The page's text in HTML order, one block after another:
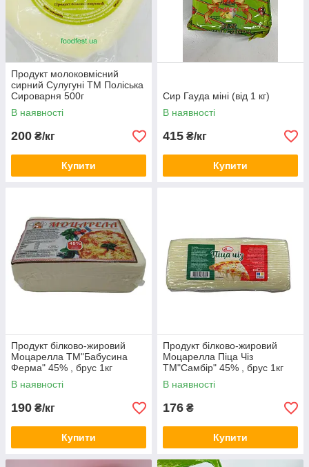
Продукт молоковмісний
сирний Сулугуні ТМ Поліська
Сироварня 500г
В наявності
200 ₴/кг
Купити
Сир Гауда міні (від 1 кг)
В наявності
415 ₴/кг
Купити
Продукт білково-жировий
Моцарелла ТМ"Бабусина
Ферма" 45% , брус 1кг
(ваговий)
В наявності
190 ₴/кг
Купити
Продукт білково-жировий
Моцарелла Піца Чіз
ТМ"Самбір" 45% , брус 1кг
В наявності
176 ₴
Купити